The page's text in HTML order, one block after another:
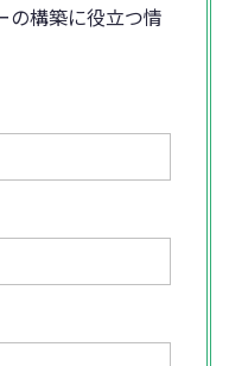
の構築に役立つ情